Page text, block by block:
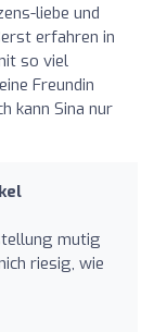
liebe und
erfahren in
so viel
Freundin
kann Sina nur
mutig
riesig, wie